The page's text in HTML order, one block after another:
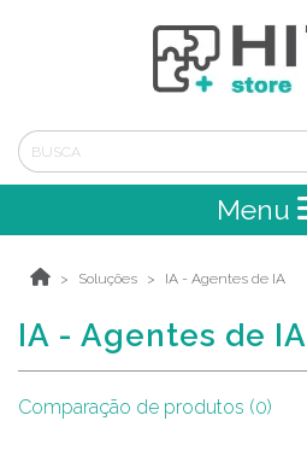
Menu
Soluções IA - Agentes de IA
IA - Agentes de IA
Comparação de produtos (0)